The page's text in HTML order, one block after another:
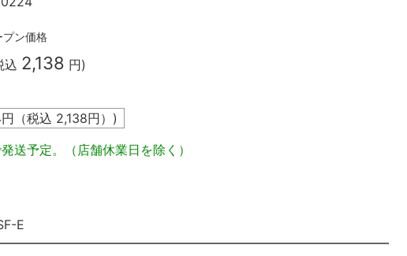
プン価格
込 2,138 円)
円（税込 2,138円）)
送予定。（店舗休業日を除く）
E